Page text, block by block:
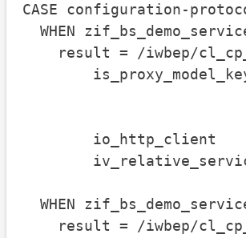
CASE configuration-
WHEN
result = /iwbep/
is_proxy_model_key
io_http_client
WHEN
result = /iwbep/